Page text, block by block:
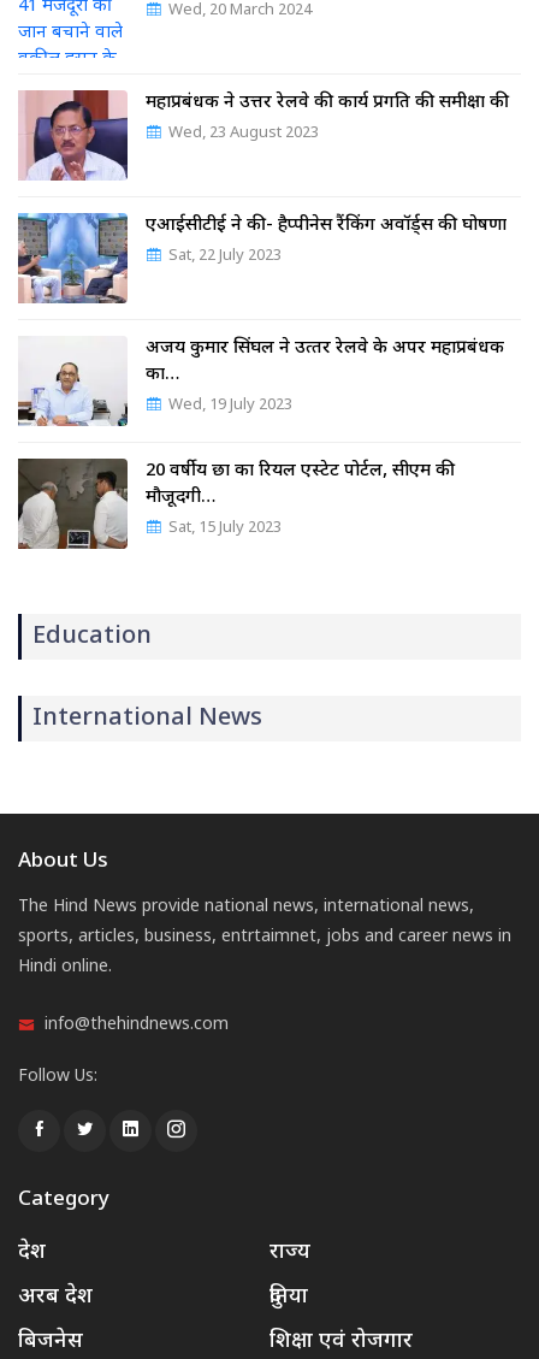
Wed, 20 March 2024
महाप्रबंधक ने उत्तर रेलवे की कार्य प्रगति की समीक्षा की
Wed, 23 August 2023
एआईसीटीई ने की- हैप्पीनेस रैंकिंग अवॉर्ड्स की घोषणा
Sat, 22 July 2023
अजय कुमार सिंघल ने उत्‍तर रेलवे के अपर महाप्रबंधक
का…
Wed, 19 July 2023
20 वर्षीय छात्र का रियल एस्टेट पोर्टल, सीएम की
मौजूदगी…
Sat, 15 July 2023
Education
International News
About Us
The Hind News provide national news, international news,
sports, articles, business, entrtaimnet, jobs and career news in
Hindi online.
info@thehindnews.com
Follow Us:
Category
देश
राज्य
अरब देश
दुनिया
बिजनेस
शिक्षा एवं रोजगार